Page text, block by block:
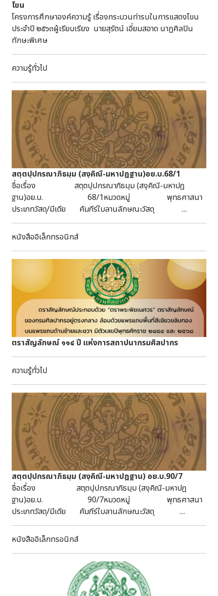
โขน
โครงการศึกษาองค์ความรู้ เรื่องกระบวนท่ารบในการแสดงโขน
ประจำปี ๒๕๖๓ผู้เรียบเรียง นายสุรัตน์ เอี่ยมสอาด นาฏศิลปิน
ทักษะพิเศษ
ความรู้ทั่วไป
สตฺตปฺปกรณาภิธมฺม (สงฺคิณี-มหาปฎฐาน)อย.บ.68/1
ชื่อเรื่อง สตฺตปฺปกรณาภิธมฺม (สงฺคิณี-มหาปฎ
ฐาน)อย.บ. 68/1หมวดหมู่ พุทธศาสนา
ประเภทวัสดุ/มีเดีย คัมภีร์ใบลานลักษณะวัสดุ
76 หน้า : กว้าง 5 ซม. ยาว 55 ซม.บทคัดย่อ/บันทึก
เป็นคัมภีร์ใบลาน ฉบับล่องชาด ไม้ประกับธรรมดา ได้รับจาก
หนังสืออิเล็กทรอนิกส์
ตราสัญลักษณ์ ๑๑๔ ปี แห่งการสถาปนากรมศิลปากร
ความรู้ทั่วไป
สตฺตปฺปกรณาภิธมฺม (สงฺคิณี-มหาปฎฐาน) อย.บ.90/7
ชื่อเรื่อง สตฺตปฺปกรณาภิธมฺม (สงฺคิณี-มหาปฎ
ฐาน)อย.บ. 90/7หมวดหมู่ พุทธศาสนา
ประเภทวัสดุ/มีเดีย คัมภีร์ใบลานลักษณะวัสดุ
32 หน้า : กว้าง 5 ซม. ยาว 54.5 ซม.บทคัดย่อ/บันทึก
เป็นคัมภีร์ใบลาน ฉบับล่องชาด ไม้ประกับธรรมดา ได้รับจาก
หนังสืออิเล็กทรอนิกส์